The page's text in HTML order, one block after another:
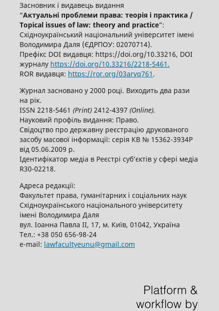
Засновник і видавець видання
“Актуальні проблеми права: теорія і практика /
Topical issues of law: theory and practice”:
Східноукраїнський національний університет імені
Володимира Даля (ЄДРПОУ: 02070714).
Префікс DOI видавця: https://doi.org/10.33216, DOI
журналу https://doi.org/10.33216/2218-5461.
ROR видавця: https://ror.org/03arvq761 .
Журнал засновано у 2000 році. Виходить два рази
на рік.
ISSN 2218-5461 (Print)2412-4397 (Online).
Науковий профіль видання: Право.
Свідоцтво про державну реєстрацію друкованого
засобу масової інформації: серія КВ № 15362-3934Р
від 05.06.2009 р.
Ідентифікатор медіа в Реєстрі суб’єктів у сфері медіа
R30-02218.
Адреса редакції:
Факультет права, гуманітарних і соціальних наук
Східноукраїнського національного університету
імені Володимира Даля
вул. Іоанна Павла ІІ, 17, м. Київ, 01042, Україна
Тел.: +38 050 656-98-24
е-mail: lawfacultyeunu@gmail.com